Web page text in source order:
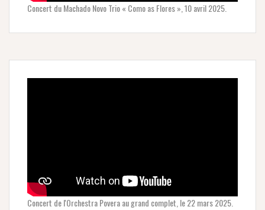
Concert du Machado Novo Trio « Como as Flores », 10 avril 2025.
Concert de l'Orchestra Povera au grand complet, le 22 mars 2025.